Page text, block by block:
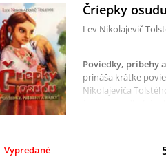
Čriepky osudu
Lev Nikolajevič
Poviedky, príbehy
prináša krátke
Nikolajeviča
Vypredané